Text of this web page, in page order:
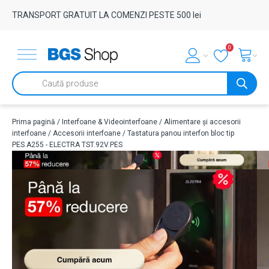
TRANSPORT GRATUIT LA COMENZI PESTE 500 lei
0
Products
search
Prima pagină / Interfoane & Videointerfoane / Alimentare și accesorii
interfoane / Accesorii interfoane / Tastatura panou interfon bloc tip
PES.A255 - ELECTRA TST.92V.PES